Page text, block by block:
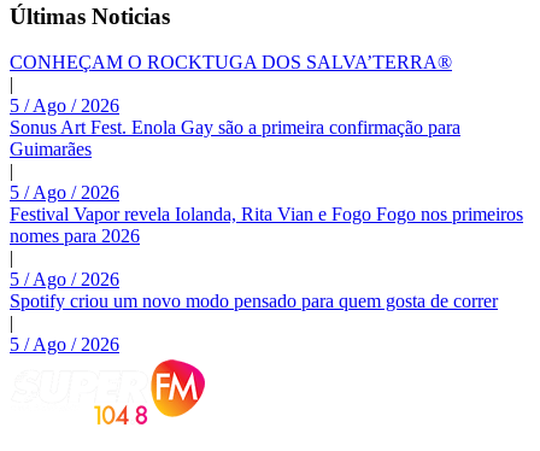
Últimas Noticias
CONHEÇAM O ROCKTUGA DOS SALVA’TERRA®
|
5 / Ago / 2026
Sonus Art Fest. Enola Gay são a primeira confirmação para
Guimarães
|
5 / Ago / 2026
Festival Vapor revela Iolanda, Rita Vian e Fogo Fogo nos primeiros
nomes para 2026
|
5 / Ago / 2026
Spotify criou um novo modo pensado para quem gosta de correr
|
5 / Ago / 2026